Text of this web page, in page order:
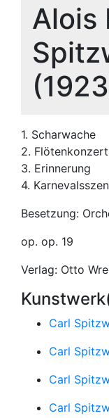
Alois
1. Scharwache
2. Flötenkonzert
3. Erinnerung
4.
Besetzung:
op. op. 19
Verlag: Otto
Carl
Carl
Carl
Carl